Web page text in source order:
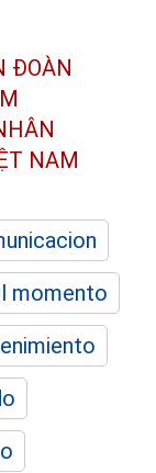
ĐOÀN
NAM
momento